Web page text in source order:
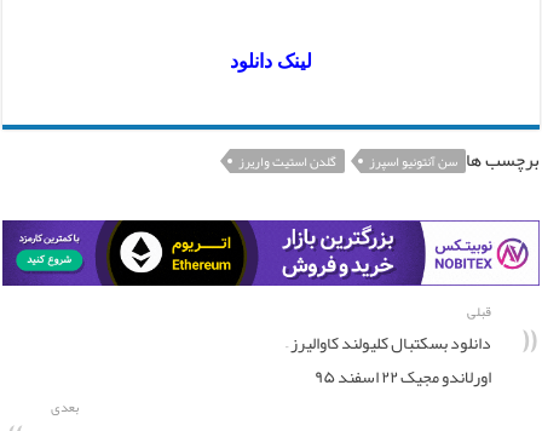
لینک دانلود
برچسب ها سن آنتونیو اسپرز گلدن استیت واریرز
قبلی
دانلود بسکتبال کلیولند کاوالیرز –
اورلاندو مجیک ۲۲ اسفند ۹۵
بعدی